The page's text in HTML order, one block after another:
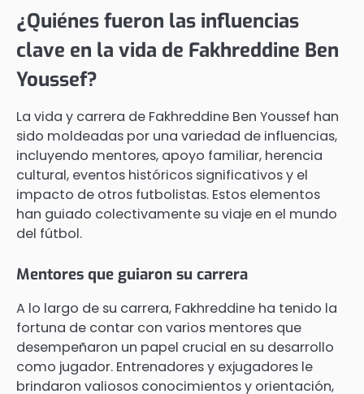
¿Quiénes fueron las influencias
clave en la vida de Fakhreddine Ben
Youssef?
La vida y carrera de Fakhreddine Ben Youssef han
sido moldeadas por una variedad de influencias,
incluyendo mentores, apoyo familiar, herencia
cultural, eventos históricos significativos y el
impacto de otros futbolistas. Estos elementos
han guiado colectivamente su viaje en el mundo
del fútbol.
Mentores que guiaron su carrera
A lo largo de su carrera, Fakhreddine ha tenido la
fortuna de contar con varios mentores que
desempeñaron un papel crucial en su desarrollo
como jugador. Entrenadores y exjugadores le
brindaron valiosos conocimientos y orientación,